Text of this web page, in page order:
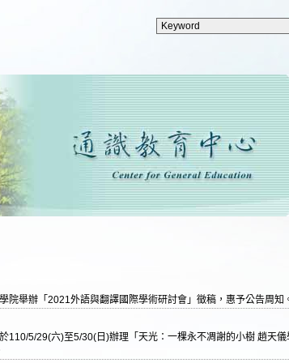
院舉辦「2021外語與翻譯國際學術研討會」徵稿，惠予公告周知
110/5/29(六)至5/30(日)辦理「天光：一棵永不凋謝的小樹 趙天儀